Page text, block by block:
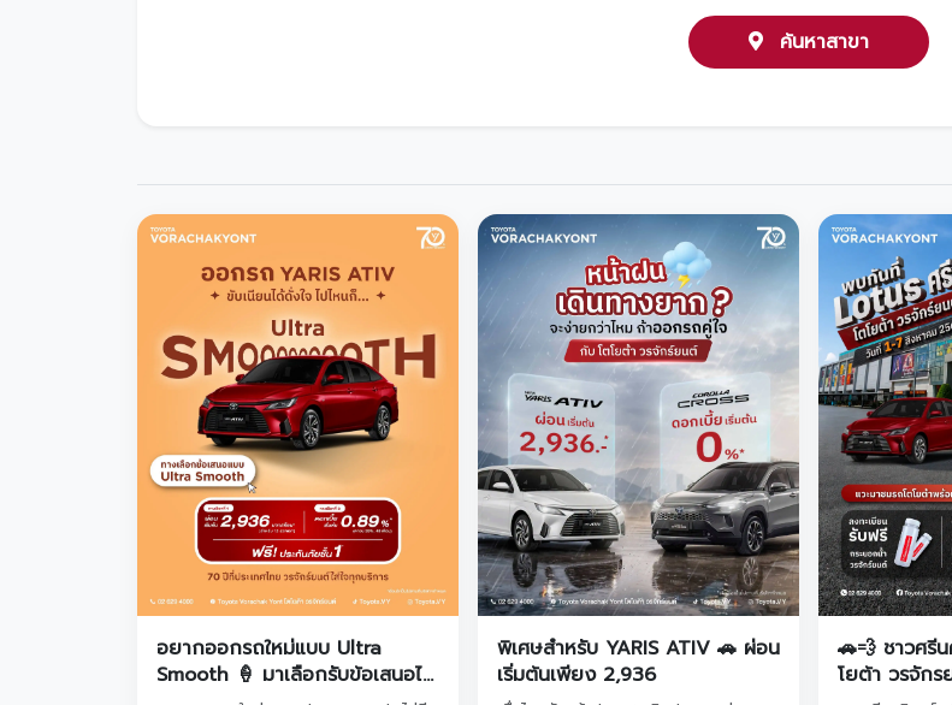
ค้นหาสาขา
อยากออกรถใหม่แบบ Ultra
Smooth 🍦 มาเลือกรับข้อเสนอได้
พิเศษสำหรับ YARIS ATIV 🚗 ผ่อน
เริ่มต้นเพียง 2,936
🚗💨 ชาวศรี
โยต้า วรจัก